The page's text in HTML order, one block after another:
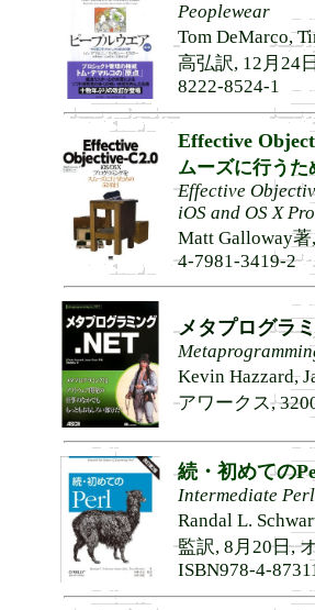
Peoplewear
Tom DeMarco,
高弘訳, 12月24
8222-8524-1
Effective
ムーズに行うた
Effective
iOS and OS X
Matt Galloway
4-7981-3419-2
メタプログラ
Kevin Hazzard,
アワークス,
続・初めての
Intermediate Perl
Randal L.
監訳, 8月20日,
ISBN978-4-